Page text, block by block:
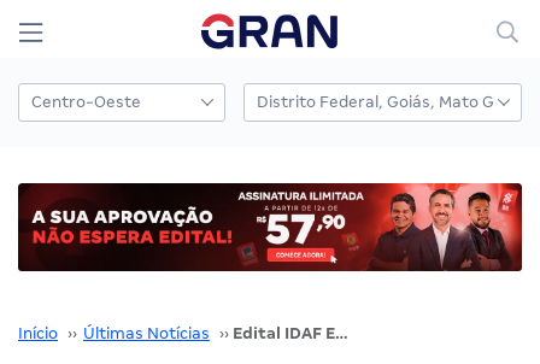
Início ›› Últimas Notícias ›› Edital IDAF ES: PUBLICADO EDITAL! R$ 6 mil